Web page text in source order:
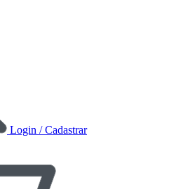
Login / Cadastrar